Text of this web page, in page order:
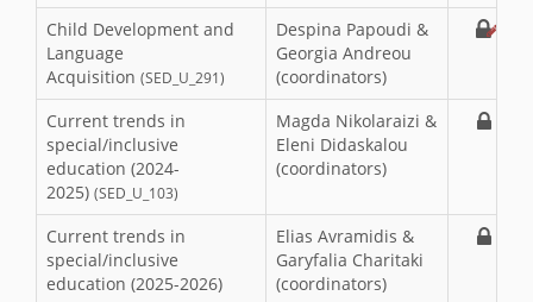
Child Development and
Language
Acquisition (SED_U_291)
Despina Papoudi &
Georgia Andreou
(coordinators)
Current trends in
special/inclusive
education (2024-
2025) (SED_U_103)
Magda Nikolaraizi &
Eleni Didaskalou
(coordinators)
Current trends in
special/inclusive
education (2025-2026)
Elias Avramidis &
Garyfalia Charitaki
(coordinators)